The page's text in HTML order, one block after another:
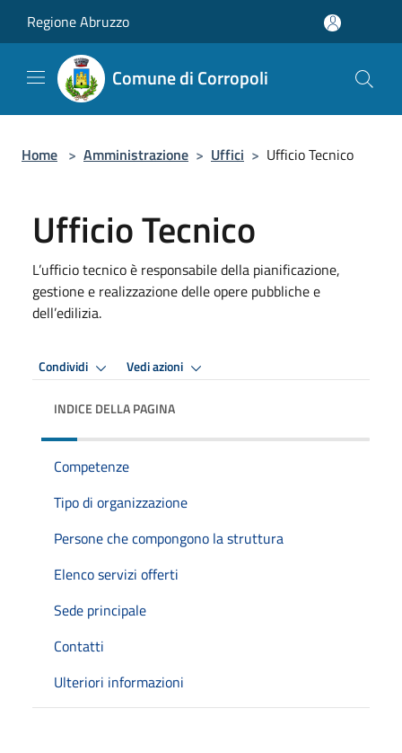
Regione Abruzzo
Comune di Corropoli
Home > Amministrazione > Uffici > Ufficio Tecnico
Ufficio Tecnico
L’ufficio tecnico è responsabile della pianificazione,
gestione e realizzazione delle opere pubbliche e
dell’edilizia.
Condividi Vedi azioni
INDICE DELLA PAGINA
Competenze
Tipo di organizzazione
Persone che compongono la struttura
Elenco servizi offerti
Sede principale
Contatti
Ulteriori informazioni